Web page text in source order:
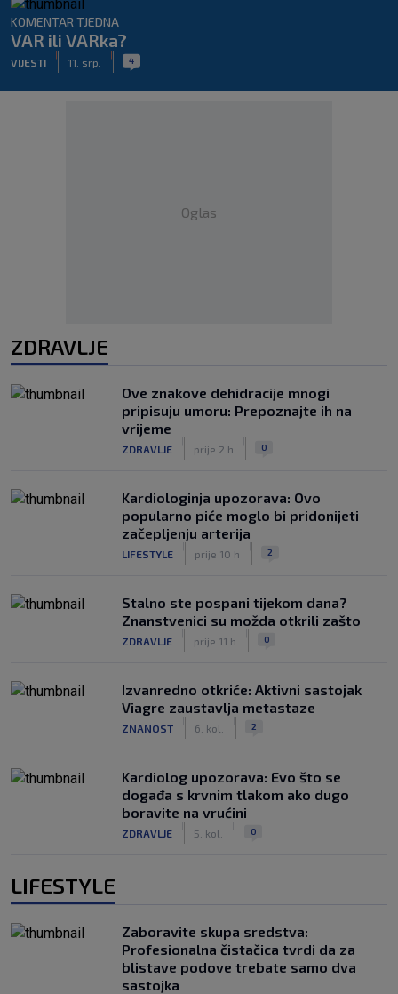
KOMENTAR TJEDNA
VAR ili VARka?
VIJESTI 11. srp. 4
Oglas
ZDRAVLJE
Ove znakove dehidracije mnogi
pripisuju umoru: Prepoznajte ih na
vrijeme
ZDRAVLJE prije 2 h 0
Kardiologinja upozorava: Ovo
popularno piće moglo bi pridonijeti
začepljenju arterija
LIFESTYLE prije 10 h 2
Stalno ste pospani tijekom dana?
Znanstvenici su možda otkrili zašto
ZDRAVLJE prije 11 h 0
Izvanredno otkriće: Aktivni sastojak
Viagre zaustavlja metastaze
ZNANOST 6. kol. 2
Kardiolog upozorava: Evo što se
događa s krvnim tlakom ako dugo
boravite na vrućini
ZDRAVLJE 5. kol. 0
LIFESTYLE
Zaboravite skupa sredstva:
Profesionalna čistačica tvrdi da za
blistave podove trebate samo dva
sastojka